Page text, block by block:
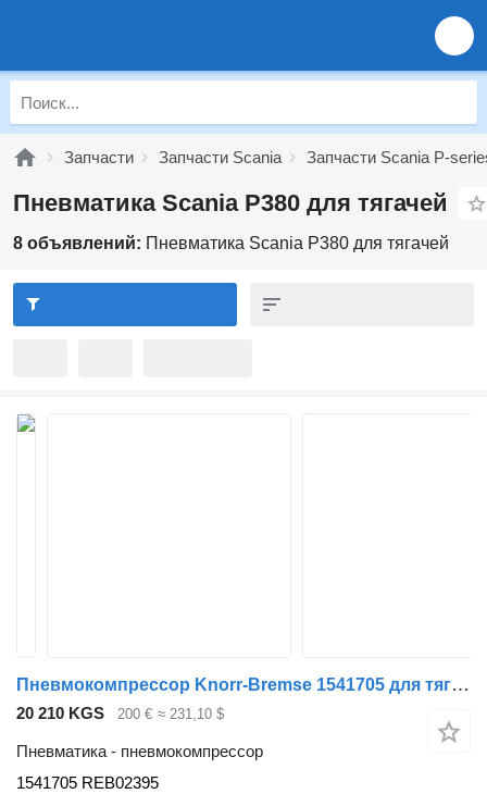
Запчасти Запчасти Scania Запчасти Scania P-
Пневматика Scania P380 для тягачей
8 объявлений: Пневматика Scania P380 для тягачей
Пневмокомпрессор Knorr-Bremse 1541705 для тягача Scania P380
20 210 KGS 200 € ≈ 231,10 $
Пневматика - пневмокомпрессор
1541705 REB02395